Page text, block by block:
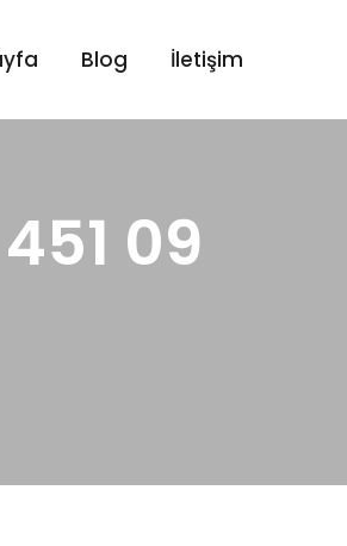
Blog İletişim
09